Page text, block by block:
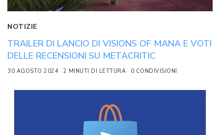
NOTIZIE
TRAILER DI LANCIO DI VISIONS OF MANA E VOTI
DELLE RECENSIONI SU METACRITIC
30 AGOSTO 2024 2 MINUTI DI LETTURA 0 CONDIVISIONI